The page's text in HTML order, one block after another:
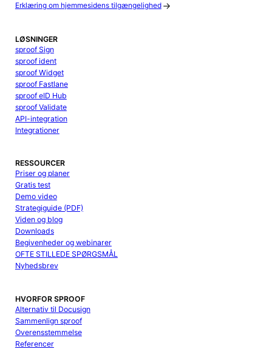
Erklæring om hjemmesidens tilgængelighed
LØSNINGER
sproof Sign
sproof ident
sproof Widget
sproof Fastlane
sproof eID Hub
sproof Validate
API-integration
Integrationer
RESSOURCER
Priser og planer
Gratis test
Demo video
Strategiguide (PDF)
Viden og blog
Downloads
Begivenheder og webinarer
OFTE STILLEDE SPØRGSMÅL
Nyhedsbrev
HVORFOR SPROOF
Alternativ til Docusign
Sammenlign sproof
Overensstemmelse
Referencer